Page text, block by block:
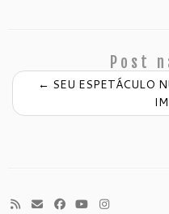
Post
← SEU ESPETÁCULO